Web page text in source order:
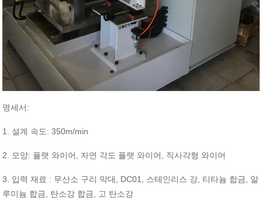
명세서 :
1. 설계 속도: 350m/min
2. 모양: 플랫 와이어 자연 각도 플랫 와이어 직사각형 와이어
3. 입력 재료 : 무산소 구리 막대 , DC01, 스테인리스 강 티타늄 합금
알
루미늄 합금 탄소강 합금 고 탄소강